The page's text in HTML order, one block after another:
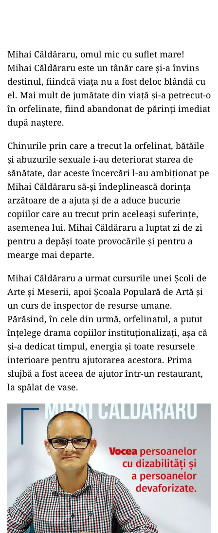
Mihai Căldăraru, omul mic cu suflet mare!
Mihai Căldăraru este un tânăr care și-a învins
destinul, fiindcă viața nu a fost deloc blândă cu
el. Mai mult de jumătate din viață și-a petrecut-o
în orfelinate, fiind abandonat de părinți imediat
după naștere.
Chinurile prin care a trecut la orfelinat, bătăile
și abuzurile sexuale i-au deteriorat starea de
sănătate, dar aceste încercări l-au ambiționat pe
Mihai Căldăraru să-și îndeplinească dorința
arzătoare de a ajuta și de a aduce bucurie
copiilor care au trecut prin aceleași suferințe,
asemenea lui. Mihai Căldăraru a luptat zi de zi
pentru a depăși toate provocările și pentru a
mearge mai departe.
Mihai Căldăraru a urmat cursurile unei Școli de
Arte și Meserii, apoi Școala Populară de Artă și
un curs de inspector de resurse umane.
Părăsind, în cele din urmă, orfelinatul, a putut
înțelege drama copiilor instituționalizați, așa că
și-a dedicat timpul, energia și toate resursele
interioare pentru ajutorarea acestora. Prima
slujbă a fost aceea de ajutor într-un restaurant,
la spălat de vase.